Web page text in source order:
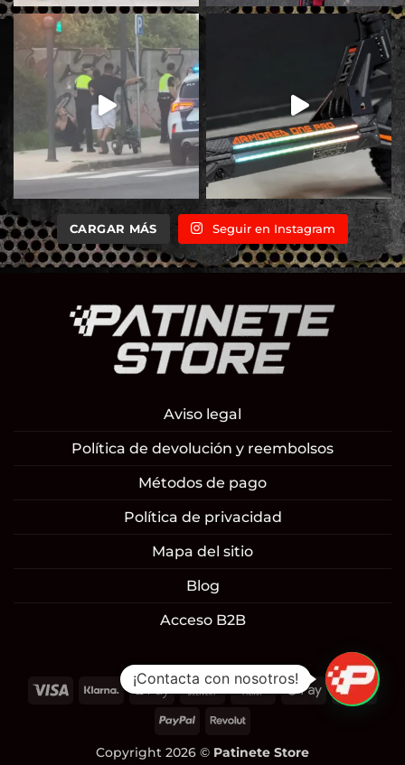
CARGAR MÁS Seguir en Instagram
Aviso legal
Política de devolución y reembolsos
Métodos de pago
Política de privacidad
Mapa del sitio
Blog
Acceso B2B
Visa Klarna
Apple
Cash
Delivery
Cash
Google
Pay
PayPal Revolut
Copyright 2026 © Patinete Store
¡Contacta con nosotros!